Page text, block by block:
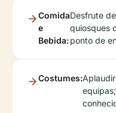
Comida
e
Bebida:
Desfrute
quiosques
ponto de
Costumes: